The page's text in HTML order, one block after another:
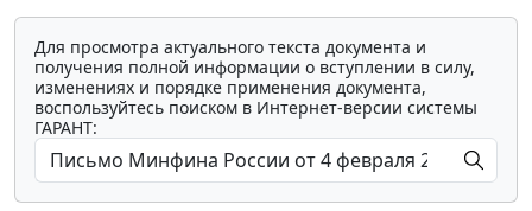
Для просмотра актуального текста документа и
получения полной информации о вступлении в силу,
изменениях и порядке применения документа,
воспользуйтесь поиском в Интернет-версии системы
ГАРАНТ: